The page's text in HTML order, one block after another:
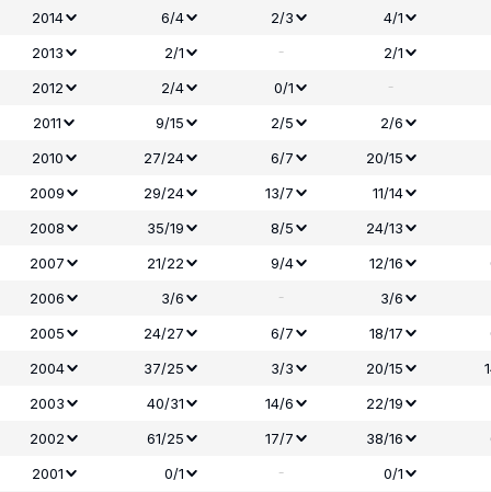
2014
6/4 2/3
4/1
2013
2/1 -
2/1
2012
2/4 0/1 -
2011
9/15 2/5
2/6
2010
27/24 6/7
20/15
2009
29/24 13/7 11/14
2008
35/19 8/5
24/13
2007
21/22 9/4 12/16
2006
3/6 -
3/6
2005
24/27 6/7 18/17
2004
37/25 3/3 20/15
2003
40/31 14/6 22/19
2002
61/25 17/7 38/16
2001
0/1 -
0/1